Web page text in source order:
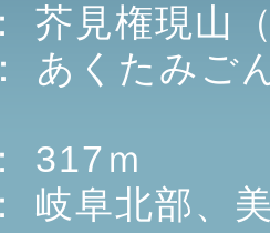
芥見権現山
あくたみご
317ｍ
岐阜北部、